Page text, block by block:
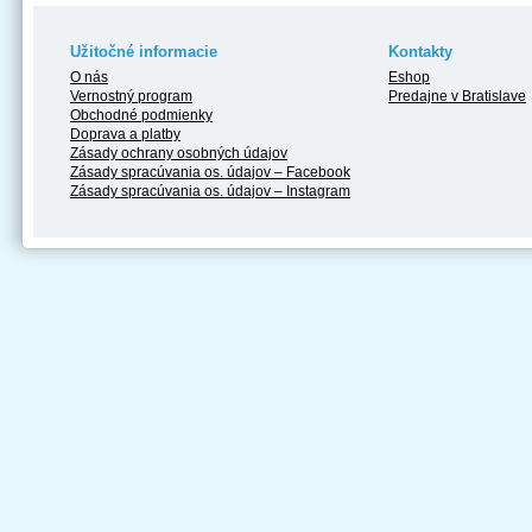
Užitočné informacie Kontakty
O nás
Vernostný program
Obchodné podmienky
Doprava a platby
Zásady ochrany osobných údajov
Zásady spracúvania os. údajov – Facebook
Zásady spracúvania os. údajov – Instagram
Eshop
Predajne v Bratislave